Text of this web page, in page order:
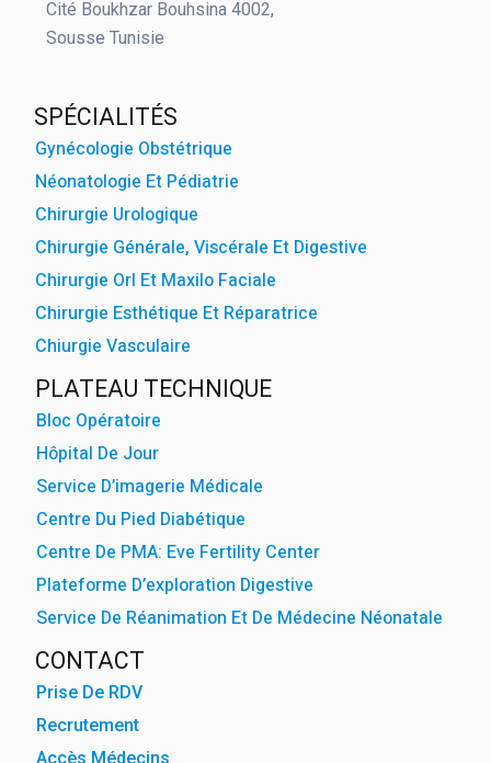
Cité Boukhzar Bouhsina 4002,
Sousse Tunisie
SPÉCIALITÉS
Gynécologie Obstétrique
Néonatologie Et Pédiatrie
Chirurgie Urologique
Chirurgie Générale, Viscérale Et Digestive
Chirurgie Orl Et Maxilo Faciale
Chirurgie Esthétique Et Réparatrice
Chiurgie Vasculaire
PLATEAU TECHNIQUE
Bloc Opératoire
Hôpital De Jour
Service D’imagerie Médicale
Centre Du Pied Diabétique
Centre De PMA: Eve Fertility Center
Plateforme D’exploration Digestive
Service De Réanimation Et De Médecine Néonatale
CONTACT
Prise De RDV
Recrutement
Accès Médecins